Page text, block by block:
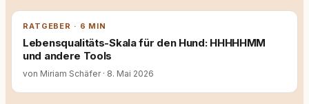
RATGEBER · 6 MIN
Lebensqualitäts-Skala für den Hund: HHHHHMM
und andere Tools
von Miriam Schäfer · 8. Mai 2026